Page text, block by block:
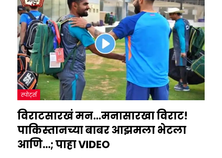
स्पोर्ट्स
विराटसारखं मन…मनासारखा विराट!
पाकिस्तानच्या बाबर आझमला भेटला
आणि…; पाहा VIDEO